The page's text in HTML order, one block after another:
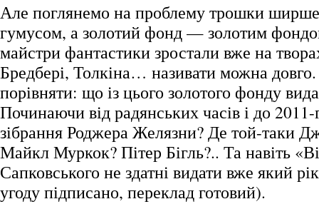
Але поглянемо на проблему трошки
гумусом, а золотий фонд — золотим
майстри фантастики зростали вже на
Бредбері, Толкіна… називати можна
порівняти: що із цього золотого фонду
Починаючи від радянських часів і до
зібрання Роджера Желязни? Де той-таки
Майкл Муркок? Пітер Бігль?.. Та навіть
Сапковського не здатні видати вже який
угоду підписано, переклад готовий).